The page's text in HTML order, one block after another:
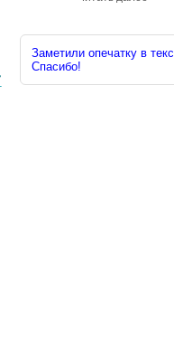
Заметили опечатку в
Спасибо!